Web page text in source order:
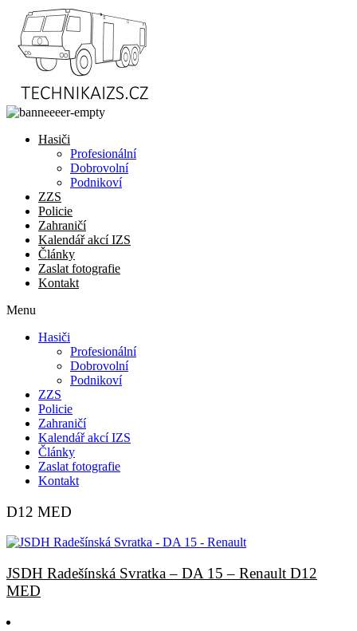
Přejít
obsahu
Hasiči
Profesionální
Dobrovolní
Podnikoví
ZZS
Policie
Zahraničí
Kalendář akcí IZS
Články
Zaslat fotografie
Kontakt
Menu
Hasiči
Profesionální
Dobrovolní
Podnikoví
ZZS
Policie
Zahraničí
Kalendář akcí IZS
Články
Zaslat fotografie
Kontakt
D12 MED
JSDH Radešínská Svratka – DA 15 – Renault D12
MED